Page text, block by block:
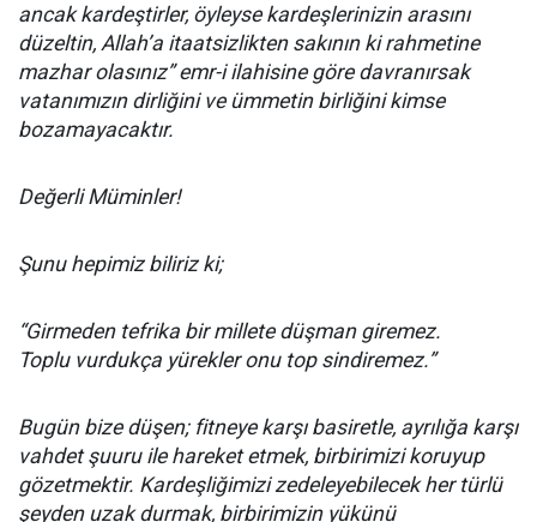
ancak kardeştirler, öyleyse kardeşlerinizin arasını
düzeltin, Allah’a itaatsizlikten sakının ki rahmetine
mazhar olasınız” emr-i ilahisine göre davranırsak
vatanımızın dirliğini ve ümmetin birliğini kimse
bozamayacaktır.
Değerli Müminler!
Şunu hepimiz biliriz ki;
“Girmeden tefrika bir millete düşman giremez.
Toplu vurdukça yürekler onu top sindiremez.”
Bugün bize düşen; fitneye karşı basiretle, ayrılığa karşı
vahdet şuuru ile hareket etmek, birbirimizi koruyup
gözetmektir. Kardeşliğimizi zedeleyebilecek her türlü
şeyden uzak durmak, birbirimizin yükünü